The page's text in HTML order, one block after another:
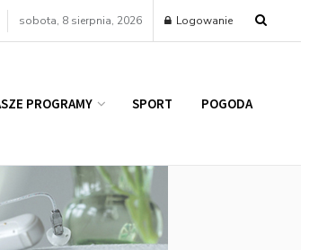
sobota, 8 sierpnia, 2026 Logowanie
PROGRAMY SPORT POGODA